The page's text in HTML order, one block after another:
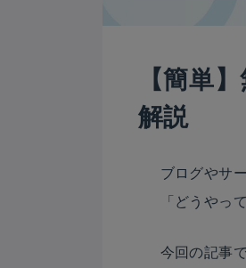
【簡単
解説
ブログやサ
「どうやっ
今回の記事